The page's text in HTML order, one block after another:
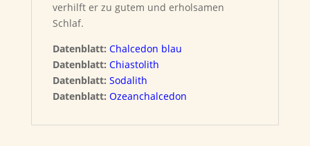
verhilft er zu gutem und erholsamen
Schlaf.
Datenblatt: Chalcedon blau
Datenblatt: Chiastolith
Datenblatt: Sodalith
Datenblatt: Ozeanchalcedon